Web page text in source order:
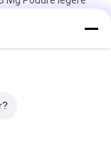
aminé d'Aminal
80% d'acide